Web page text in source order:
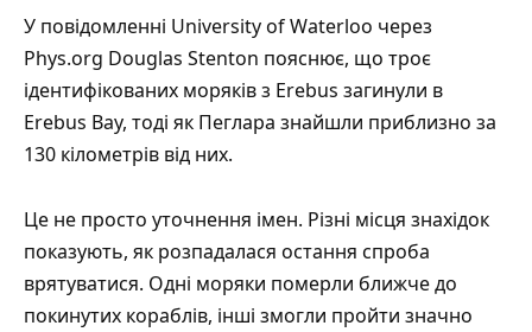
У повідомленні University of Waterloo через
Phys.org Douglas Stenton пояснює, що троє
ідентифікованих моряків з Erebus загинули в
Erebus Bay, тоді як Пеглара знайшли приблизно за
130 кілометрів від них.
Це не просто уточнення імен. Різні місця знахідок
показують, як розпадалася остання спроба
врятуватися. Одні моряки померли ближче до
покинутих кораблів, інші змогли пройти значно